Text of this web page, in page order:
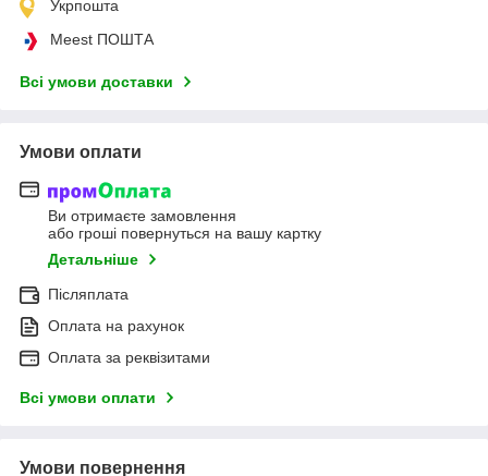
Укрпошта
Meest ПОШТА
Всі умови доставки
Умови оплати
Ви отримаєте замовлення
або гроші повернуться на вашу картку
Детальніше
Післяплата
Оплата на рахунок
Оплата за реквізитами
Всі умови оплати
Умови повернення